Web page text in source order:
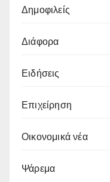
Δημοφιλείς
Διάφορα
Ειδήσεις
Επιχείρηση
Οικονομικά νέα
Ψάρεμα